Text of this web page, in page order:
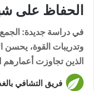
الحفاظ على
في دراسة جديدة: الجمع
وتدريبات القوة، يحسن
الذين تجاوزت أعمارهم الـ 80 عاماً
فريق التشافي